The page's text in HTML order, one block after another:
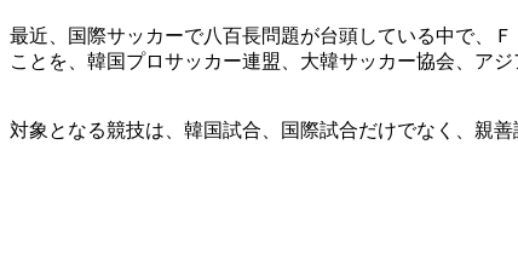
最近、国際サッカーで八百長問題が台頭している中で、
ことを、韓国プロサッカー連盟、大韓サッカー協会、ア
対象となる競技は、韓国試合、国際試合だけでなく、親